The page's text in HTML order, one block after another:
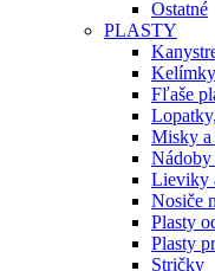
Ostatné
PLASTY
Kelímky
Fľaše
Misky a
Nádoby
Lieviky
Nosiče
Plasty
Plasty
Stričky